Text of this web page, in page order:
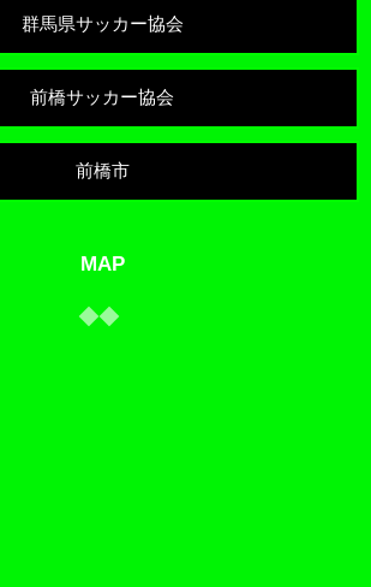
群馬県サッカー協会
前橋サッカー協会
前橋市
MAP